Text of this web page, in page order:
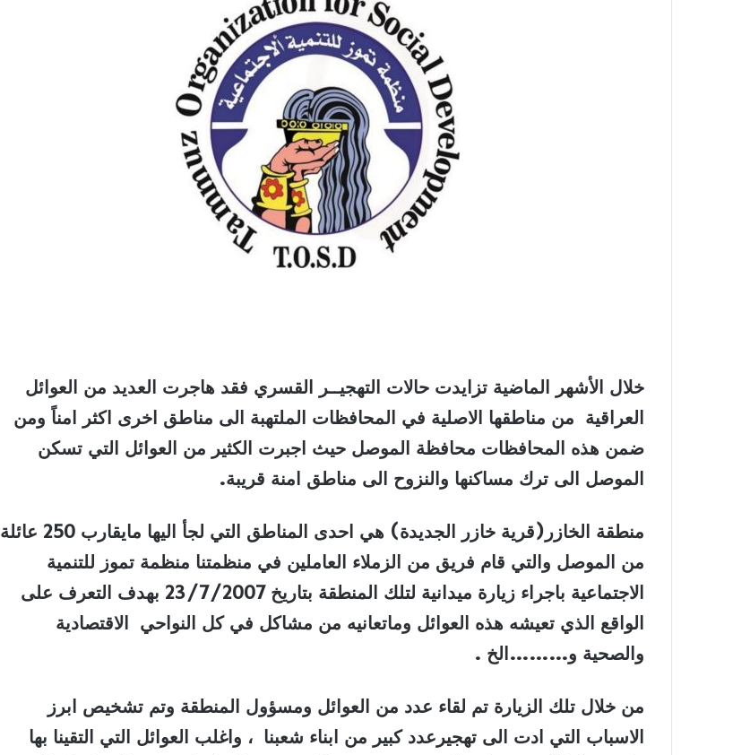
خلال الأشهر الماضية تزايدت حالات التهجيــر القسري فقد هاجرت العديد من العوائل
العراقية من مناطقها الاصلية في المحافظات الملتهبة الى مناطق اخرى اكثر امناً ومن
ضمن هذه المحافظات محافظة الموصل حيث اجبرت الكثير من العوائل التي تسكن
الموصل الى ترك مساكنها والنزوح الى مناطق امنة قريبة.
منطقة الخازر(قرية خازر الجديدة) هي احدى المناطق التي لجأ اليها مايقارب 250 عائلة
من الموصل والتي قام فريق من الزملاء العاملين في منظمتنا منظمة تموز للتنمية
الاجتماعية باجراء زيارة ميدانية لتلك المنطقة بتاريخ 23/7/2007 بهدف التعرف على
الواقع الذي تعيشه هذه العوائل وماتعانيه من مشاكل في كل النواحي الاقتصادية
والصحية و………الخ .
من خلال تلك الزيارة تم لقاء عدد من العوائل ومسؤول المنطقة وتم تشخيص ابرز
الاسباب التي ادت الى تهجيرعدد كبير من ابناء شعبنا ، واغلب العوائل التي التقينا بها